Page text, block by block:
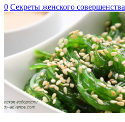
0 Секреты женского совершенства